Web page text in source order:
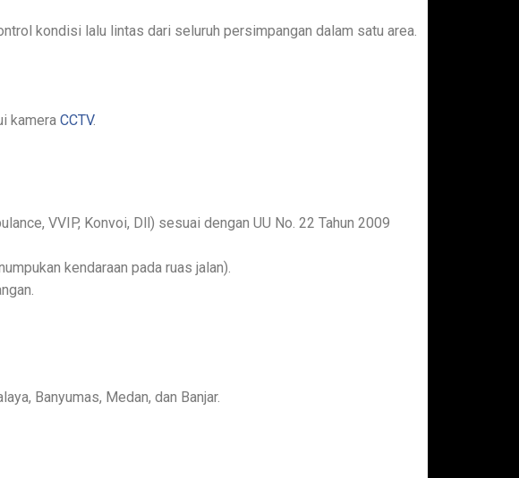
kondisi lalu lintas dari seluruh persimpangan dalam satu area.
kamera CCTV.
VVIP, Konvoi, Dll) sesuai dengan UU No. 22 Tahun 2009
kendaraan pada ruas jalan).
Banyumas, Medan, dan Banjar.